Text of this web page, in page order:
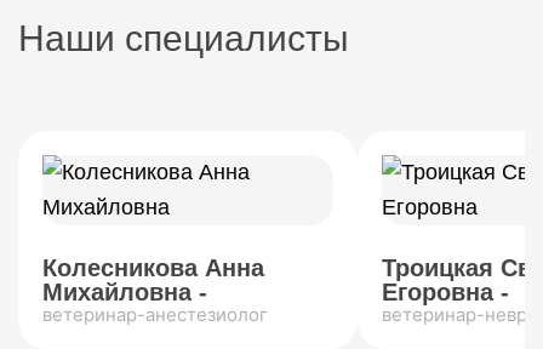
Наши специалисты
Колесникова Анна
Михайловна -
ветеринар-анестезиолог
Троицкая
Егоровна -
ветеринар-